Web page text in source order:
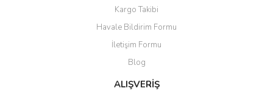
Kargo Takibi
Havale Bildirim Formu
İletişim Formu
Blog
ALIŞVERİŞ